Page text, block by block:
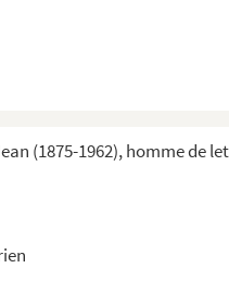
(1875-1962), homme de